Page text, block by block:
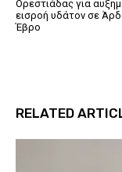
Ορεστιάδας για
εισροή υδάτον σε
Έβρο
RELATED